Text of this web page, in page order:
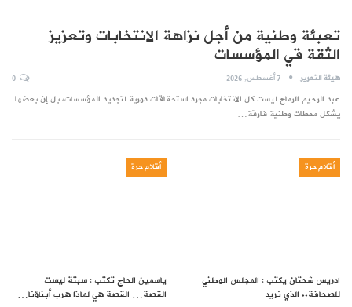
تعبئة وطنية من أجل نزاهة الانتخابات وتعزيز
الثقة قي المؤسسات
هيئة التحرير 7 أغسطس, 2026
عبد الرحيم الرماح ليست كل الانتخابات مجرد استحقاقات دورية لتجديد المؤسسات، بل إن بعضها
يشكل محطات وطنية فارقة…
أقلام حرة
ادريس شحتان يكتب : المجلس الوطني
للصحافة.. الذي نريد
أقلام حرة
ياسمين الحاج تكتب : سبتة ليست
القصة… القصة هي لماذا هرب أبناؤنا…